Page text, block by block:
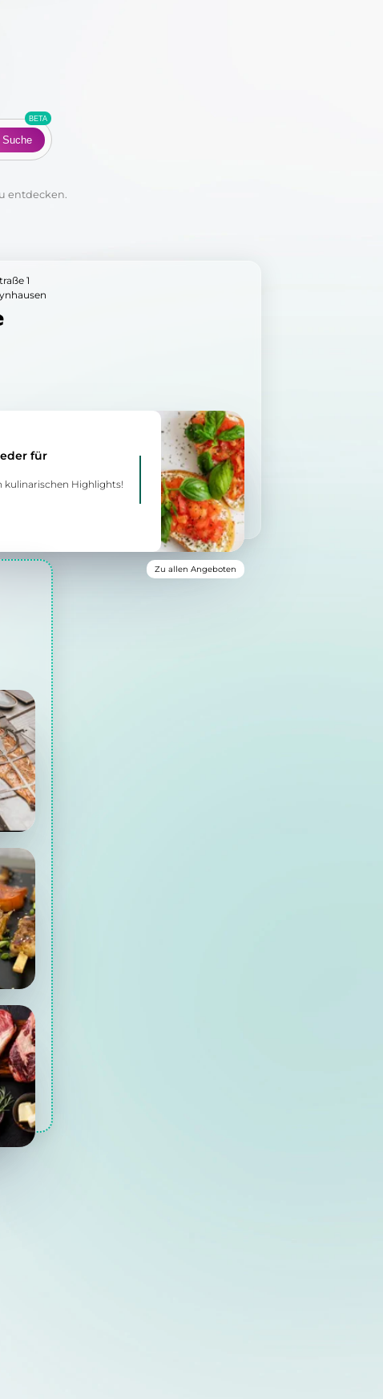
Suche
entdecken.
1
für
kulinarischen Highlights!
Zu allen Angeboten